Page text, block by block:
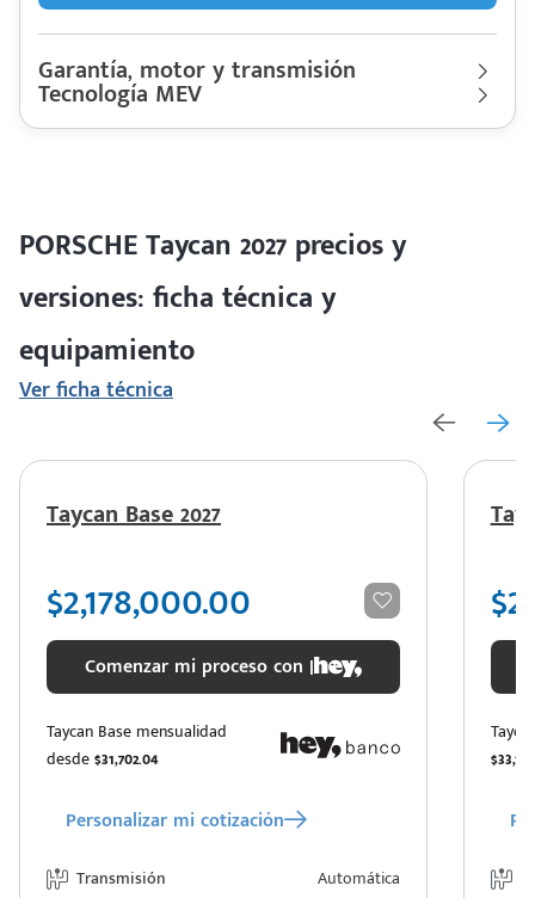
Garantía, motor y transmisión
Garantía
200,000 Km | 15 años
Motor cilindros
Lt Eléctrico | Hp. 408
Tecnología MEV
Descripción de funcionamiento motorizaciónPORSCHE
PORSCHE Taycan 2027 precios y
versiones: ficha técnica y
equipamiento
Ver ficha técnica
Taycan Base 2027
$2,178,000.00
Comenzar mi proceso con |
Taycan Base mensualidad
desde$31,702.04
Personalizar mi cotización
Transmisión
Automática